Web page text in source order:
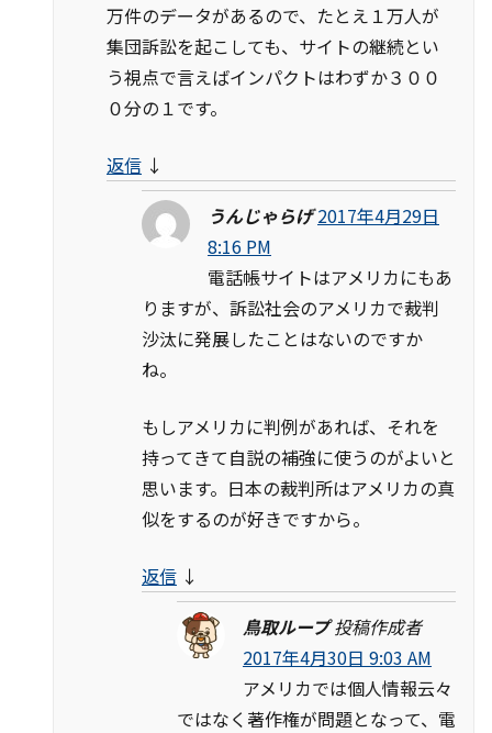
万件のデータがあるので、たとえ１万人が
集団訴訟を起こしても、サイトの継続とい
う視点で言えばインパクトはわずか３００
０分の１です。
返信 ↓
うんじゃらげ 2017年4月29日
8:16 PM
電話帳サイトはアメリカにもあ
りますが、訴訟社会のアメリカで裁判
沙汰に発展したことはないのですか
ね。
もしアメリカに判例があれば、それを
持ってきて自説の補強に使うのがよいと
思います。日本の裁判所はアメリカの真
似をするのが好きですから。
返信 ↓
鳥取ループ 投稿作成者
2017年4月30日 9:03 AM
アメリカでは個人情報云々
ではなく著作権が問題となって、電